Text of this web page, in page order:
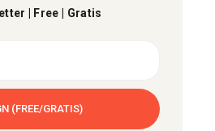
| Free | Gratis